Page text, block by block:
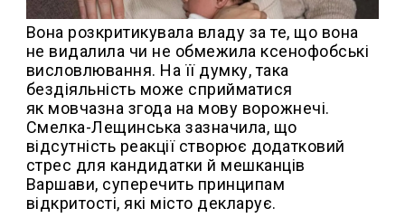
Вона розкритикувала владу за те, що вона
не видалила чи не обмежила ксенофобські
висловлювання. На її думку, така
бездіяльність може сприйматися
як мовчазна згода на мову ворожнечі.
Смелка-Лещинська зазначила, що
відсутність реакції створює додатковий
стрес для кандидатки й мешканців
Варшави, суперечить принципам
відкритості, які місто декларує.